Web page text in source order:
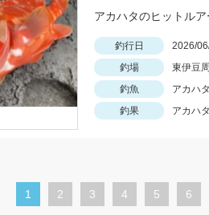
アカハタのヒットル
釣行日 2026/
釣場
東伊豆
釣魚
アカハ
釣果
アカハ
カ
1
ペ
2
ペ
3
ペ
4
ペ
5
ペ
6